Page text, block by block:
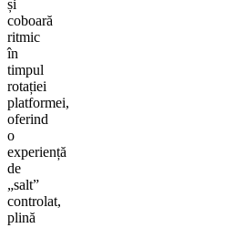
și
coboară
ritmic
în
timpul
rotației
platformei,
oferind
o
experiență
de
„salt”
controlat,
plină